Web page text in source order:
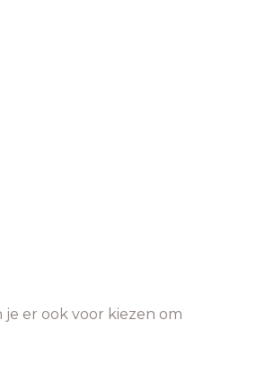
er ook voor kiezen om